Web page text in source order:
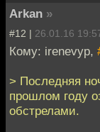
Arkan »
#12 | 26.01.16
Кому: irenevyp,
> Последняя
прошлом году
обстрелами.